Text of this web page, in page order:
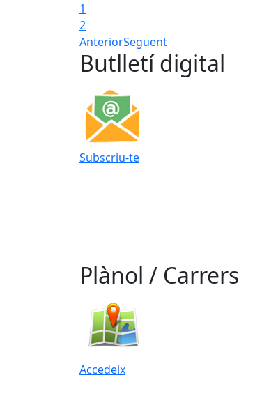
1
2
AnteriorSegüent
Butlletí digital
Subscriu-te
Plànol / Carrers
Accedeix